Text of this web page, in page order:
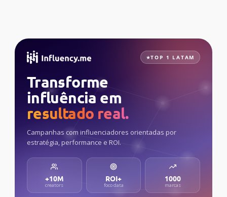
TOP 1 LATAM
Transforme
influência em
resultado real.
Campanhas com influenciadores orientadas por
estratégia, performance e ROI.
+10M
creators
ROI+
foco data
1000
marcas